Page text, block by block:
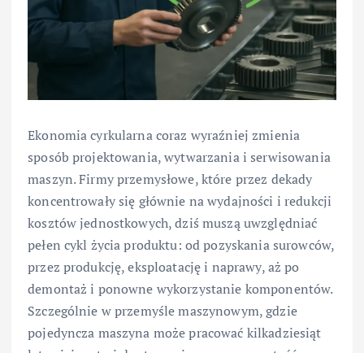
Ekonomia cyrkularna coraz wyraźniej zmienia
sposób projektowania, wytwarzania i serwisowania
maszyn. Firmy przemysłowe, które przez dekady
koncentrowały się głównie na wydajności i redukcji
kosztów jednostkowych, dziś muszą uwzględniać
pełen cykl życia produktu: od pozyskania surowców,
przez produkcję, eksploatację i naprawy, aż po
demontaż i ponowne wykorzystanie komponentów.
Szczególnie w przemyśle maszynowym, gdzie
pojedyncza maszyna może pracować kilkadziesiąt